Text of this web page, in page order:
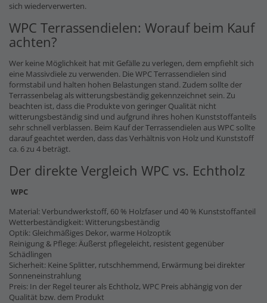
sich wiederverwerten.
WPC Terrassendielen: Worauf beim Kauf
achten?
Wer keine Möglichkeit hat mit Gefälle zu verlegen, dem empfiehlt sich
eine Massivdiele zu verwenden. Die WPC Terrassendielen sind
formstabil und halten hohen Belastungen stand. Zudem sollte der
Terrassenbelag als witterungsbeständig gekennzeichnet sein. Zu
beachten ist, dass die Produkte von geringer Qualität nicht
witterungsbeständig sind und aufgrund ihres hohen Kunststoffanteils
sehr schnell verblassen. Beim Kauf der Terrassendielen aus WPC sollte
darauf geachtet werden, dass das Verhältnis von Holz und Kunststoff
ca. 6 zu 4 beträgt.
Der direkte Vergleich WPC vs. Echtholz
WPC
Material: Verbundwerkstoff, 60 % Holzfaser und 40 % Kunststoffanteil
Wetterbeständigkeit: Witterungsbeständig
Optik: Gleichmäßiges Dekor, warme Holzoptik
Reinigung & Pflege: Äußerst pflegeleicht, resistent gegenüber
Schädlingen
Sicherheit: Keine Splitter, rutschhemmend, Erwärmung bei direkter
Sonneneinstrahlung
Preis: In der Regel teurer als Echtholz, WPC Preis abhängig von der
Qualität bzw. dem Produkt